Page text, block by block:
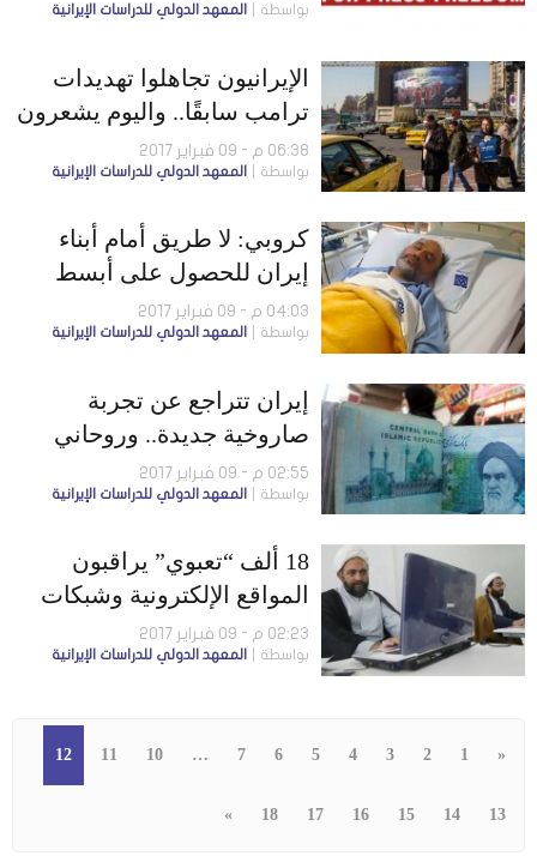
بواسطة المعهد الدولي للدراسات الإيرانية
الإيرانيون تجاهلوا تهديدات
ترامب سابقًا.. واليوم يشعرون
بالقلق
06:38 م - 09 فبراير 2017
بواسطة المعهد الدولي للدراسات الإيرانية
كروبي: لا طريق أمام أبناء
إيران للحصول على أبسط
حقوقهم سوى الإضراب عن
الطعام
04:03 م - 09 فبراير 2017
بواسطة المعهد الدولي للدراسات الإيرانية
إيران تتراجع عن تجربة
صاروخية جديدة.. وروحاني
يقرر الترشح في انتخابات
2017
02:55 م - 09 فبراير 2017
بواسطة المعهد الدولي للدراسات الإيرانية
18 ألف “تعبوي” يراقبون
المواقع الإلكترونية وشبكات
التواصل الاجتماعي
02:23 م - 09 فبراير 2017
بواسطة المعهد الدولي للدراسات الإيرانية
«
1
2
3
4
5
6
7
…
10
11
12
13
14
15
16
17
18
»